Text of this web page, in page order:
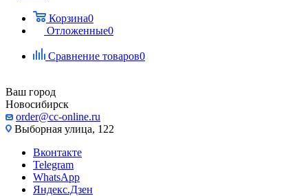
Корзина0
Отложенные0
Сравнение товаров0
Ваш город
Новосибирск
order@cc-online.ru
Выборная улица, 122
Вконтакте
Telegram
WhatsApp
Яндекс.Дзен